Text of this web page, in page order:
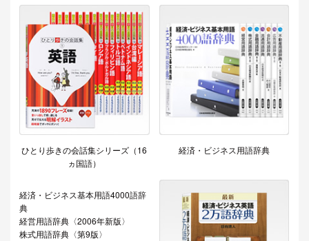
ひとり歩きの会話集シリーズ（16
ヵ国語）
経済・ビジネス用語辞典
経済・ビジネス基本用語4000語辞
典
経営用語辞典〈2006年新版〉
株式用語辞典〈第9版〉